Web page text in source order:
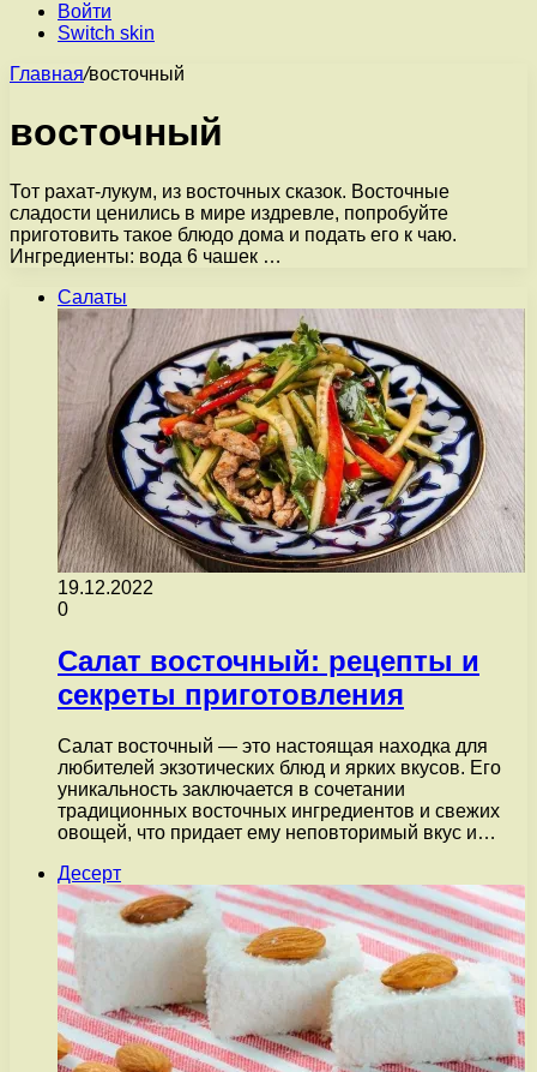
Войти
Switch skin
Главная/восточный
восточный
Тот рахат-лукум, из восточных сказок. Восточные
сладости ценились в мире издревле, попробуйте
приготовить такое блюдо дома и подать его к чаю.
Ингредиенты: вода 6 чашек …
Салаты
19.12.2022
0
Салат восточный: рецепты и
секреты приготовления
Салат восточный — это настоящая находка для
любителей экзотических блюд и ярких вкусов. Его
уникальность заключается в сочетании
традиционных восточных ингредиентов и свежих
овощей, что придает ему неповторимый вкус и…
Десерт